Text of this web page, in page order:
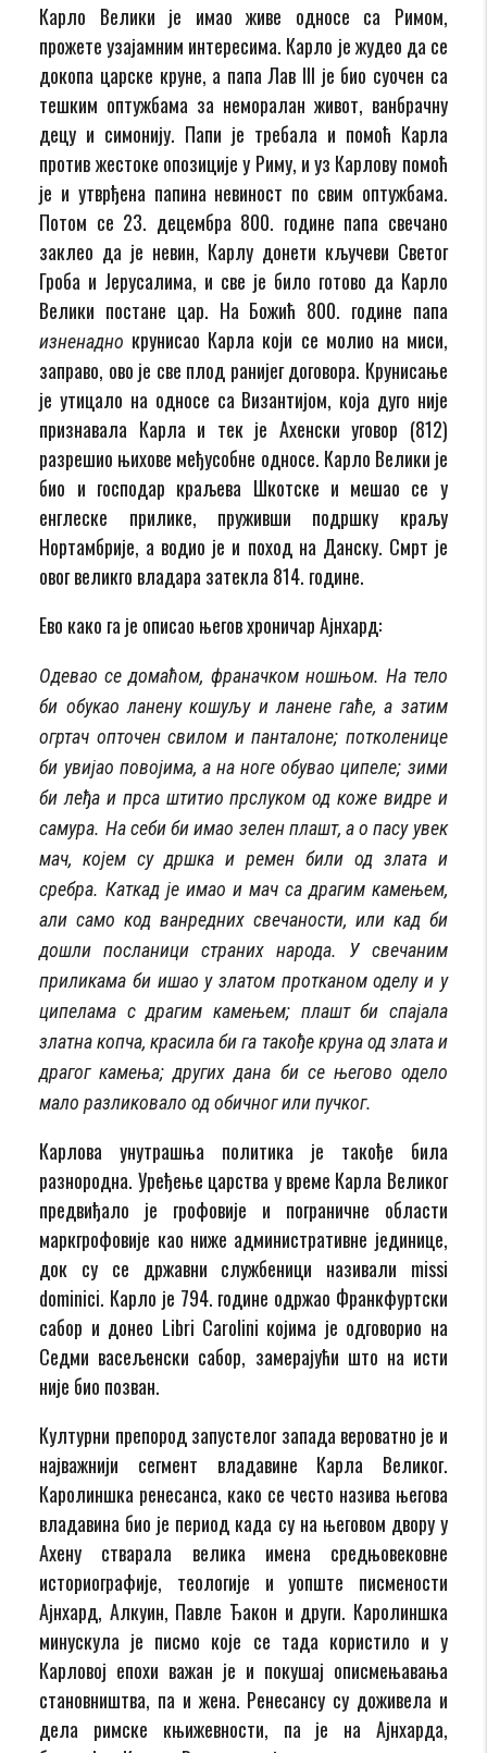
Карло Велики је имао живе односе са Римом,
прожете узајамним интересима. Карло је жудео да се
докопа царске круне, а папа Лав III је био суочен са
тешким оптужбама за неморалан живот, ванбрачну
децу и симонију. Папи је требала и помоћ Карла
против жестоке опозиције у Риму, и уз Карлову помоћ
је и утврђена папина невиност по свим оптужбама.
Потом се 23. децембра 800. године папа свечано
заклео да је невин, Карлу донети кључеви Светог
Гроба и Јерусалима, и све је било готово да Карло
Велики постане цар. На Божић 800. године папа
изненадно крунисао Карла који се молио на миси,
заправо, ово је све плод ранијег договора. Крунисање
је утицало на односе са Византијом, која дуго није
признавала Карла и тек је Ахенски уговор (812)
разрешио њихове међусобне односе. Карло Велики је
био и господар краљева Шкотске и мешао се у
енглеске прилике, пруживши подршку краљу
Нортамбрије, а водио је и поход на Данску. Смрт је
овог великго владара затекла 814. године.
Ево како га је описао његов хроничар Ајнхард:
Одевао се домаћом, франачком ношњом. На тело
би обукао ланену кошуљу и ланене гаће, a затим
огртач опточен свилом и панталоне; потколенице
би увијао повојима, а на ноге обувао ципеле; зими
би леђа и прса штитио прслуком од коже видре и
самура. На себи би имао зелен плашт, a о пасу увек
мач, којем су дршка и ремен били од злата и
сребра. Каткад је имао и мач са драгим камењем,
али само код ванредних свечаности, или кад би
дошли посланици страних народа. У свечаним
приликама би ишао у златом протканом оделу и у
ципелама с драгим камењем; плашт би спајала
златна копча, красила би га такође круна од злата и
драгог камења; других дана би се његово одело
мало разликовало од обичног или пучког.
Карлова унутрашња политика је такође била
разнородна. Уређење царства у време Карла Великог
предвиђало је грофовије и пограничне области
маркгрофовије као ниже административне јединице,
док су се државни службеници називали missi
dominici. Карло је 794. године одржао Франкфуртски
сабор и донео Libri Carolini којима је одговорио на
Седми васељенски сабор, замерајући што на исти
није био позван.
Културни препород запустелог запада вероватно је и
најважнији сегмент владавине Карла Великог.
Каролиншка ренесанса, како се често назива његова
владавина био је период када су на његовом двору у
Ахену стварала велика имена средњовековне
историографије, теологије и уопште писмености
Ајнхард, Алкуин, Павле Ђакон и други. Каролиншка
минускула је писмо које се тада користило и у
Карловој епохи важан је и покушај описмењавања
становништва, па и жена. Ренесансу су доживела и
дела римске књижевности, па је на Ајнхарда,